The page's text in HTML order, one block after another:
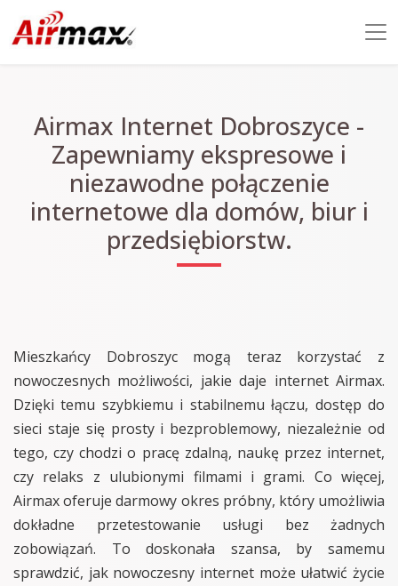
Airmax Internet Dobroszyce -
Zapewniamy ekspresowe i
niezawodne połączenie
internetowe dla domów, biur i
przedsiębiorstw.
Mieszkańcy Dobroszyc mogą teraz korzystać z
nowoczesnych możliwości, jakie daje internet Airmax.
Dzięki temu szybkiemu i stabilnemu łączu, dostęp do
sieci staje się prosty i bezproblemowy, niezależnie od
tego, czy chodzi o pracę zdalną, naukę przez internet,
czy relaks z ulubionymi filmami i grami. Co więcej,
Airmax oferuje darmowy okres próbny, który umożliwia
dokładne przetestowanie usługi bez żadnych
zobowiązań. To doskonała szansa, by samemu
sprawdzić, jak nowoczesny internet może ułatwić życie